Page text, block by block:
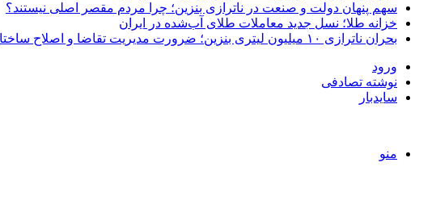
سهم پنهان دولت و صنعت در ناترازی بنزین؛ چرا مردم مقصر اصلی نیستند؟
خزانه طلا؛ نسل جدید معاملات طلای آب‌شده در ایران
بحران ناترازی ۱۰ میلیون لیتری بنزین؛ ضرورت مدیریت تقاضا و اصلاح ساختار
ورود
نوشته تصادفی
سایدبار
منو